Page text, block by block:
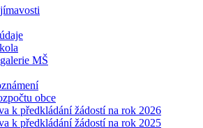
MŠ
obce
k předkládání žádostí na rok 2026
k předkládání žádostí na rok 2025